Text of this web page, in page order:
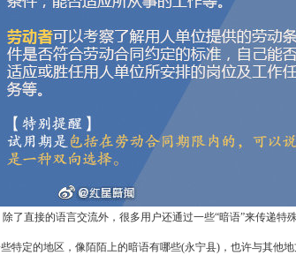
直接的语言交流外，很多用户还通过一些“暗语”来传递
定的地区，像陌陌上的暗语有哪些(永宁县)，也许与其